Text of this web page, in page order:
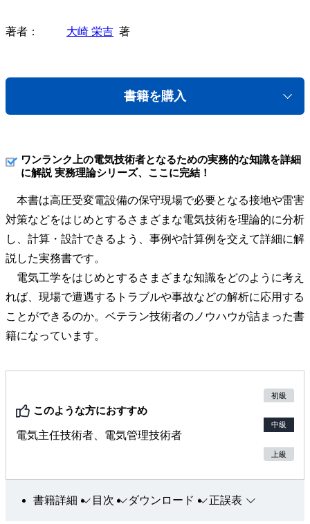
著者 大崎 栄吉 著
書籍を購入
ワンランク上の電気技術者となるための実務的な知識を詳細
に解説 実務理論シリーズ、ここに完結！
本書は高圧受変電設備の保守現場で必要となる接地や雷害
対策などをはじめとするさまざまな電気技術を理論的に分析
し、計算・設計できるよう、事例や計算例を交えて詳細に解
説した実務書です。
電気工学をはじめとするさまざまな知識をどのように考え
れば、現場で遭遇するトラブルや事故などの解析に応用する
ことができるのか。ベテラン技術者のノウハウが詰まった書
籍になっています。
このような方におすすめ
電気主任技術者、電気管理技術者
初級
中級
上級
書籍詳細 目次 ダウンロード 正誤表